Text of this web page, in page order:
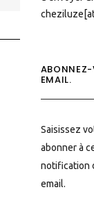
ABONNEZ-
EMAIL.
Saisissez
abonner à
notification
email.